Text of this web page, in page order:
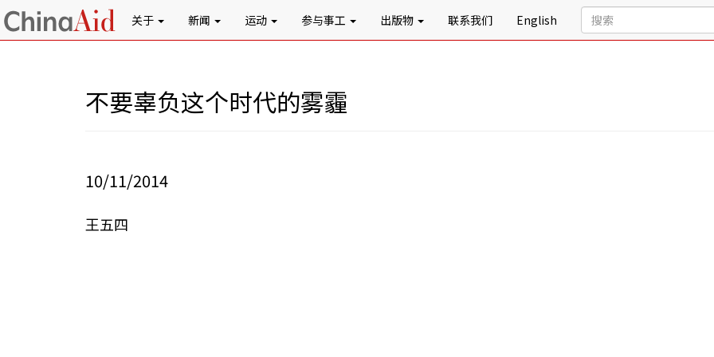
关于 新闻 运动 参与事工 出版物 联系我们 English
不要辜负这个时代的雾霾
10/11/2014
王五四